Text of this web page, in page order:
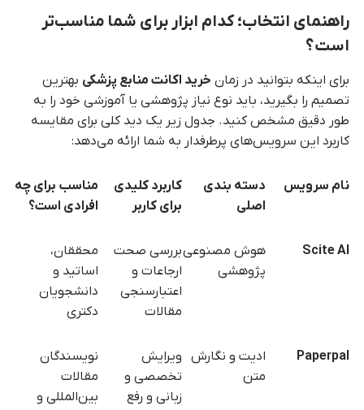
راهنمای انتخاب؛ کدام ابزار برای شما مناسب‌تر
است؟
برای اینکه بتوانید در زمان خرید اکانت منابع پزشکی بهترین
تصمیم را بگیرید، باید نوع نیاز پژوهشی یا آموزشی خود را به
طور دقیق مشخص کنید. جدول زیر یک دید کلی برای مقایسه
کاربرد این سرویس‌های پرطرفدار به شما ارائه می‌دهد:
نام سرویس
دسته بندی
اصلی
کاربرد کلیدی
برای کاربر
مناسب برای چه
افرادی است؟
Scite AI
هوش مصنوعی
پژوهشی
بررسی صحت
ارجاعات و
اعتبارسنجی
مقالات
محققان،
اساتید و
دانشجویان
دکتری
Paperpal
ادیت و نگارش
متن
ویرایش
تخصصی و
زبانی و رفع
نویسندگان
مقالات
بین‌المللی و